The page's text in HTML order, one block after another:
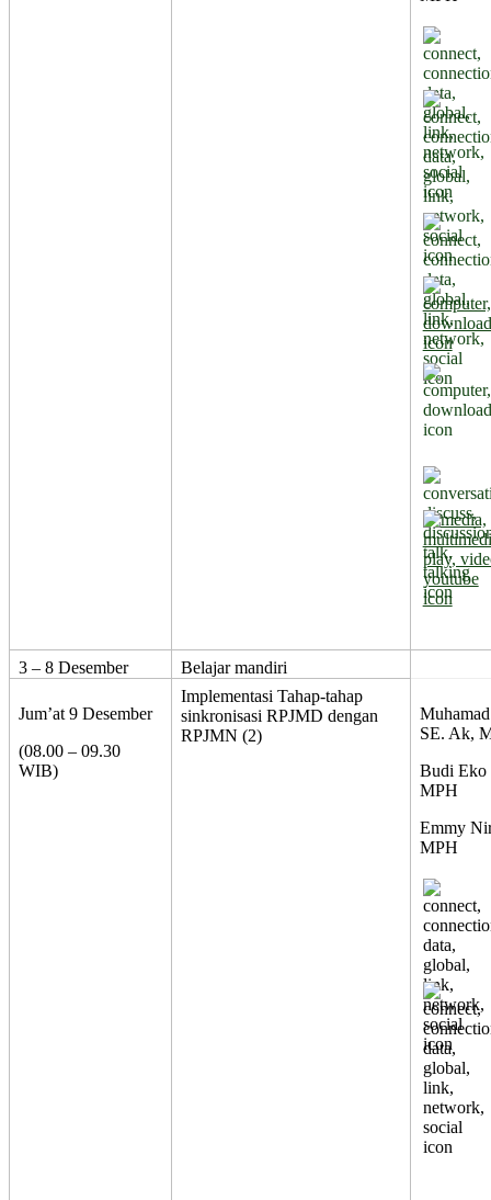
3 – 8 Desember Belajar mandiri
Jum’at 9 Desember
(08.00 – 09.30
WIB)
Implementasi Tahap-tahap
sinkronisasi RPJMD dengan
RPJMN (2)
SE. Ak,
Budi Eko
MPH
Emmy
MPH